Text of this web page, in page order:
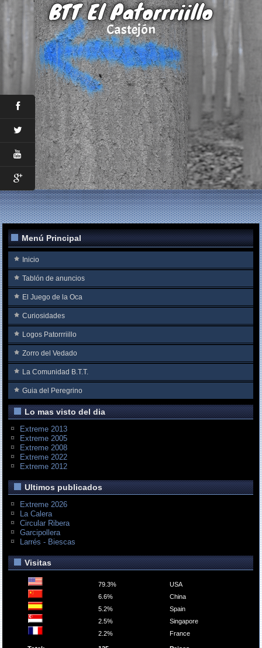
BTT El Patorrriillo
Castejón
Menú Principal
Inicio
Tablón de anuncios
El Juego de la Oca
Curiosidades
Logos Patorrriillo
Zorro del Vedado
La Comunidad B.T.T.
Guia del Peregrino
Lo mas visto del dia
Extreme 2013
Extreme 2005
Extreme 2008
Extreme 2022
Extreme 2012
Ultimos publicados
Extreme 2026
La Calera
Circular Ribera
Garcipollera
Larrés - Biescas
Visitas
79.3%
USA
6.6%
China
5.2%
Spain
2.5%
Singapore
2.2%
France